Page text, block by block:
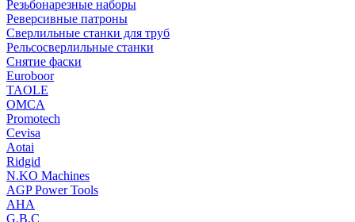
Резьбонарезные наборы
Реверсивные патроны
Сверлильные станки для труб
Рельсосверлильные станки
Снятие фаски
Euroboor
TAOLE
OMCA
Promotech
Cevisa
Aotai
Ridgid
N.KO Machines
AGP Power Tools
AHA
G.B.C